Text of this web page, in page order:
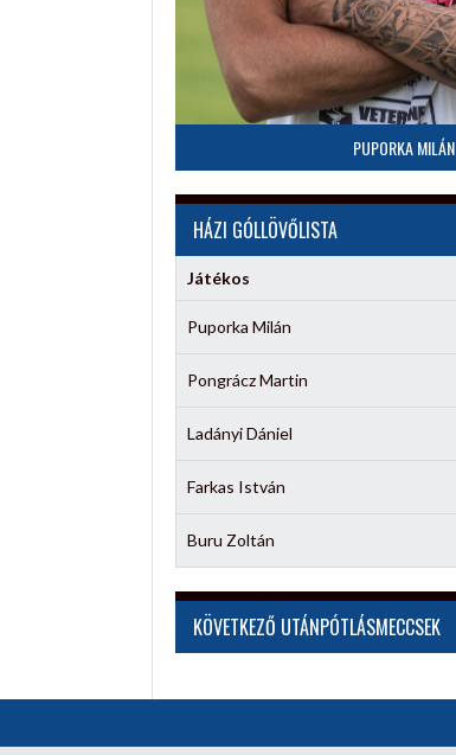
PUPORKA MILÁN
HÁZI GÓLLÖVŐLISTA
Játékos
Puporka Milán
Pongrácz Martin
Ladányi Dániel
Farkas István
Buru Zoltán
KÖVETKEZŐ UTÁNPÓTLÁSMECCSEK